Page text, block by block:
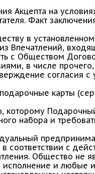
Акцепта на
Факт
в
Впечатлений,
с Обществом
в числе
согласия
карты
которому
набора и
соответствии с
Общество не
исполнение и любые